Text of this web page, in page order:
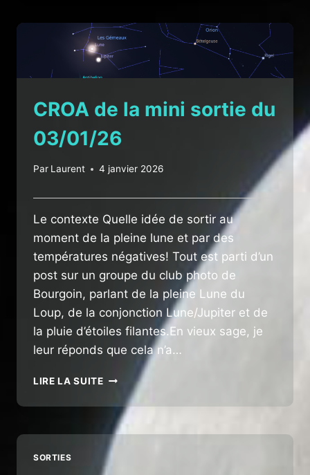
2026
–
CRACHIER
CROA de la mini sortie du
03/01/26
Par Laurent 4 janvier 2026
Le contexte Quelle idée de sortir au
moment de la pleine lune et par des
températures négatives! Tout est parti d’un
post sur un groupe du club photo de
Bourgoin, parlant de la pleine Lune du
Loup, de la conjonction Lune/Jupiter et de
la pluie d’étoiles filantes.En vieux sage, je
leur réponds que cela n’a…
LIRE LA SUITECROA
LA
MINI
SORTIE
DU
03/01/26
SORTIES